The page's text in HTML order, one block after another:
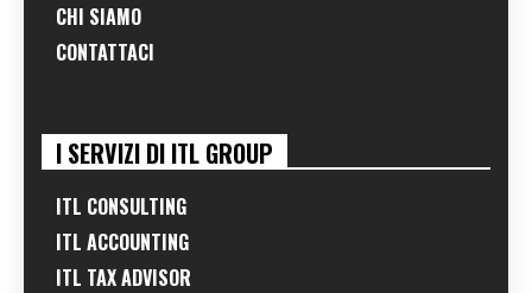
CHI SIAMO
CONTATTACI
I SERVIZI DI ITL GROUP
ITL CONSULTING
ITL ACCOUNTING
ITL TAX ADVISOR